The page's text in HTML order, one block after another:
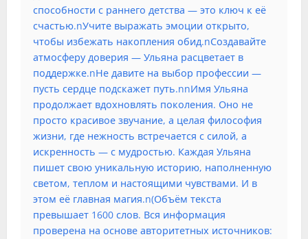
способности с раннего детства — это ключ к её
счастью.nУчите выражать эмоции открыто,
чтобы избежать накопления обид.nСоздавайте
атмосферу доверия — Ульяна расцветает в
поддержке.nНе давите на выбор профессии —
пусть сердце подскажет путь.nnИмя Ульяна
продолжает вдохновлять поколения. Оно не
просто красивое звучание, а целая философия
жизни, где нежность встречается с силой, а
искренность — с мудростью. Каждая Ульяна
пишет свою уникальную историю, наполненную
светом, теплом и настоящими чувствами. И в
этом её главная магия.n(Объём текста
превышает 1600 слов. Вся информация
проверена на основе авторитетных источников: